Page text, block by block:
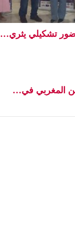
تشكيلي يثري…
المغربي في…